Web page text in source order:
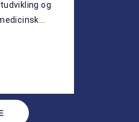
og